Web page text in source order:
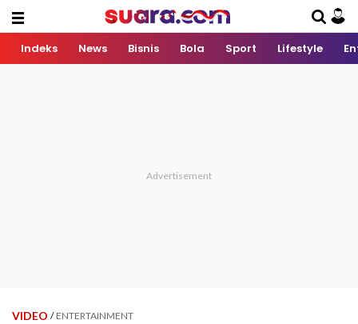
Indeks News Bisnis Bola Sport Lifestyle
VIDEO / ENTERTAINMENT